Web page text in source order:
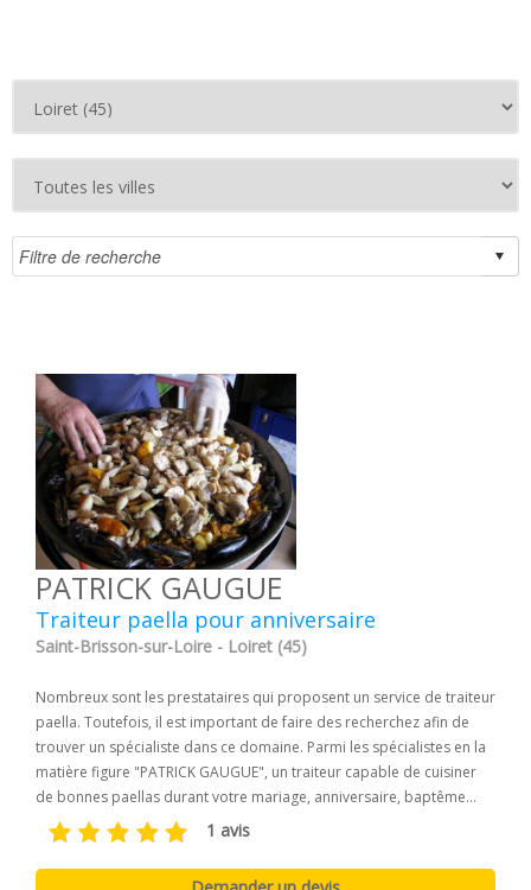
PATRICK GAUGUE
Traiteur paella pour anniversaire
Saint-Brisson-sur-Loire - Loiret (45)
Nombreux sont les prestataires qui proposent un service de traiteur
paella. Toutefois, il est important de faire des recherchez afin de
trouver un spécialiste dans ce domaine. Parmi les spécialistes en la
matière figure "PATRICK GAUGUE", un traiteur capable de cuisiner
de bonnes paellas durant votre mariage, anniversaire, baptême...
1 avis